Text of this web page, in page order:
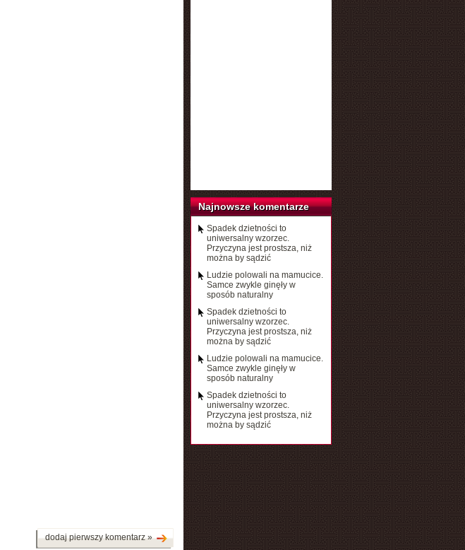
dodaj pierwszy komentarz »
Najnowsze komentarze
Spadek dzietności to
uniwersalny wzorzec.
Przyczyna jest prostsza, niż
można by sądzić
Ludzie polowali na mamucice.
Samce zwykle ginęły w
sposób naturalny
Spadek dzietności to
uniwersalny wzorzec.
Przyczyna jest prostsza, niż
można by sądzić
Ludzie polowali na mamucice.
Samce zwykle ginęły w
sposób naturalny
Spadek dzietności to
uniwersalny wzorzec.
Przyczyna jest prostsza, niż
można by sądzić